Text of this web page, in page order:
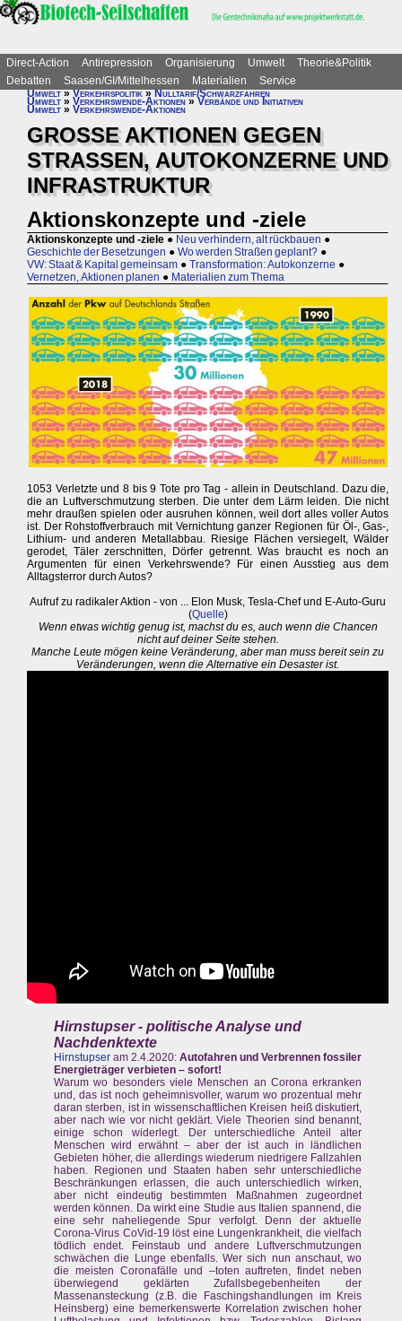
Direct-Action Antirepression Organisierung Umwelt
Theorie&Politik
Debatten
Saasen/GI/Mittelhessen Materialien
Service
Umwelt»Verkehrspolitik»Nulltarif/Schwarzfahren
Umwelt » Verkehrswende-Aktionen » Verbände und Initiativen
Umwelt » Verkehrswende-Aktionen
GROSSE AKTIONEN GEGEN
STRASSEN, AUTOKONZERNE UND
INFRASTRUKTUR
Aktionskonzepte und -ziele
Aktionskonzepte und -ziele ● Neu verhindern, alt rückbauen ●
Geschichte der Besetzungen ● Wo werden Straßen geplant? ●
VW: Staat & Kapital gemeinsam ● Transformation: Autokonzerne ●
Vernetzen, Aktionen planen ● Materialien zum Thema
1053 Verletzte und 8 bis 9 Tote pro Tag - allein in Deutschland. Dazu die,
die an Luftverschmutzung sterben. Die unter dem Lärm leiden. Die nicht
mehr draußen spielen oder ausruhen können, weil dort alles voller Autos
ist. Der Rohstoffverbrauch mit Vernichtung ganzer Regionen für Öl-, Gas-,
Lithium- und anderen Metallabbau. Riesige Flächen versiegelt, Wälder
gerodet, Täler zerschnitten, Dörfer getrennt. Was braucht es noch an
Argumenten für einen Verkehrswende? Für einen Ausstieg aus dem
Alltagsterror durch Autos?
Aufruf zu radikaler Aktion - von ... Elon Musk, Tesla-Chef und E-Auto-Guru
(Quelle)
Wenn etwas wichtig genug ist, machst du es, auch wenn die Chancen
nicht auf deiner Seite stehen.
Manche Leute mögen keine Veränderung, aber man muss bereit sein zu
Veränderungen, wenn die Alternative ein Desaster ist.
Hirnstupser - politische Analyse und
Nachdenktexte
Hirnstupser am 2.4.2020:Autofahren und Verbrennen fossiler
Energieträger verbieten – sofort!
Warum wo besonders viele Menschen an Corona erkranken
und, das ist noch geheimnisvoller, warum wo prozentual mehr
daran sterben, ist in wissenschaftlichen Kreisen heiß diskutiert,
aber nach wie vor nicht geklärt. Viele Theorien sind benannt,
einige schon widerlegt. Der unterschiedliche Anteil alter
Menschen wird erwähnt – aber der ist auch in ländlichen
Gebieten höher, die allerdings wiederum niedrigere Fallzahlen
haben. Regionen und Staaten haben sehr unterschiedliche
Beschränkungen erlassen, die auch unterschiedlich wirken,
aber nicht eindeutig bestimmten Maßnahmen zugeordnet
werden können. Da wirkt eine Studie aus Italien spannend, die
eine sehr naheliegende Spur verfolgt. Denn der aktuelle
Corona-Virus CoVid-19 löst eine Lungenkrankheit, die vielfach
tödlich endet. Feinstaub und andere Luftverschmutzungen
schwächen die Lunge ebenfalls. Wer sich nun anschaut, wo
die meisten Coronafälle und –toten auftreten, findet neben
überwiegend geklärten Zufallsbegebenheiten der
Massenansteckung (z.B. die Faschingshandlungen im Kreis
Heinsberg) eine bemerkenswerte Korrelation zwischen hoher